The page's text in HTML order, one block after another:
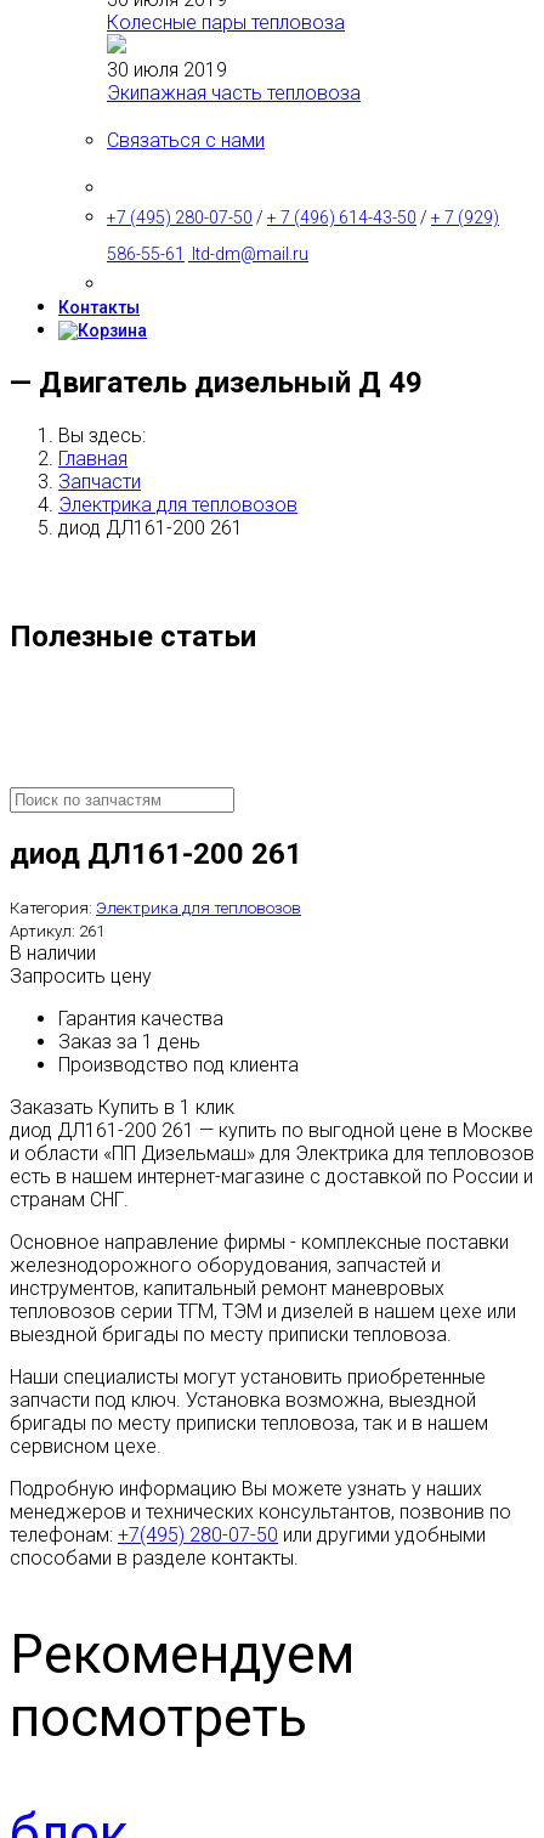
Колесные пары тепловоза
30 июля 2019
Экипажная часть тепловоза
Связаться с нами
+7 (495) 280-07-50 / + 7 (496) 614-43-50 / + 7 (929)
586-55-61
ltd-dm@mail.ru
Контакты
— Двигатель дизельный Д 49
Вы здесь:
Главная
Запчасти
Электрика для тепловозов
диод ДЛ161-200 261
Полезные статьи
диод ДЛ161-200 261
Категория: Электрика для тепловозов
Артикул: 261
В наличии
Запросить цену
Гарантия качества
Заказ за 1 день
Производство под клиента
Заказать Купить в 1 клик
диод ДЛ161-200 261 — купить по выгодной цене в Москве
и области «ПП Дизельмаш» для Электрика для тепловозов
есть в нашем интернет-магазине с доставкой по России и
странам СНГ.
Основное направление фирмы - комплексные поставки
железнодорожного оборудования, запчастей и
инструментов, капитальный ремонт маневровых
тепловозов серии ТГМ, ТЭМ и дизелей в нашем цехе или
выездной бригады по месту приписки тепловоза.
Наши специалисты могут установить приобретенные
запчасти под ключ. Установка возможна, выездной
бригады по месту приписки тепловоза, так и в нашем
сервисном цехе.
Подробную информацию Вы можете узнать у наших
менеджеров и технических консультантов, позвонив по
телефонам: +7(495) 280-07-50 или другими удобными
способами в разделе контакты.
Рекомендуем
посмотреть